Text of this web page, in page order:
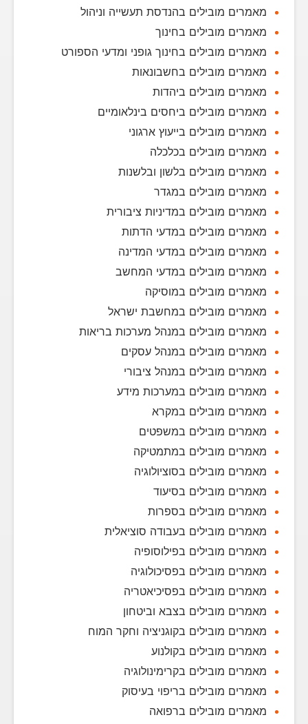
מאמרים מובילים בהנדסת תעשייה וניהול
מאמרים מובילים בחינוך
מאמרים מובילים בחינוך גופני ומדעי הספורט
מאמרים מובילים בחשבונאות
מאמרים מובילים ביהדות
מאמרים מובילים ביחסים בינלאומיים
מאמרים מובילים בייעוץ ארגוני
מאמרים מובילים בכלכלה
מאמרים מובילים בלשון ובלשנות
מאמרים מובילים במגדר
מאמרים מובילים במדיניות ציבורית
מאמרים מובילים במדעי הדתות
מאמרים מובילים במדעי המדינה
מאמרים מובילים במדעי המחשב
מאמרים מובילים במוסיקה
מאמרים מובילים במחשבת ישראל
מאמרים מובילים במנהל מערכות בריאות
מאמרים מובילים במנהל עסקים
מאמרים מובילים במנהל ציבורי
מאמרים מובילים במערכות מידע
מאמרים מובילים במקרא
מאמרים מובילים במשפטים
מאמרים מובילים במתמטיקה
מאמרים מובילים בסוציולוגיה
מאמרים מובילים בסיעוד
מאמרים מובילים בספרות
מאמרים מובילים בעבודה סוציאלית
מאמרים מובילים בפילוסופיה
מאמרים מובילים בפסיכולוגיה
מאמרים מובילים בפסיכיאטריה
מאמרים מובילים בצבא וביטחון
מאמרים מובילים בקוגניציה וחקר המוח
מאמרים מובילים בקולנוע
מאמרים מובילים בקרימינולוגיה
מאמרים מובילים בריפוי בעיסוק
מאמרים מובילים ברפואה